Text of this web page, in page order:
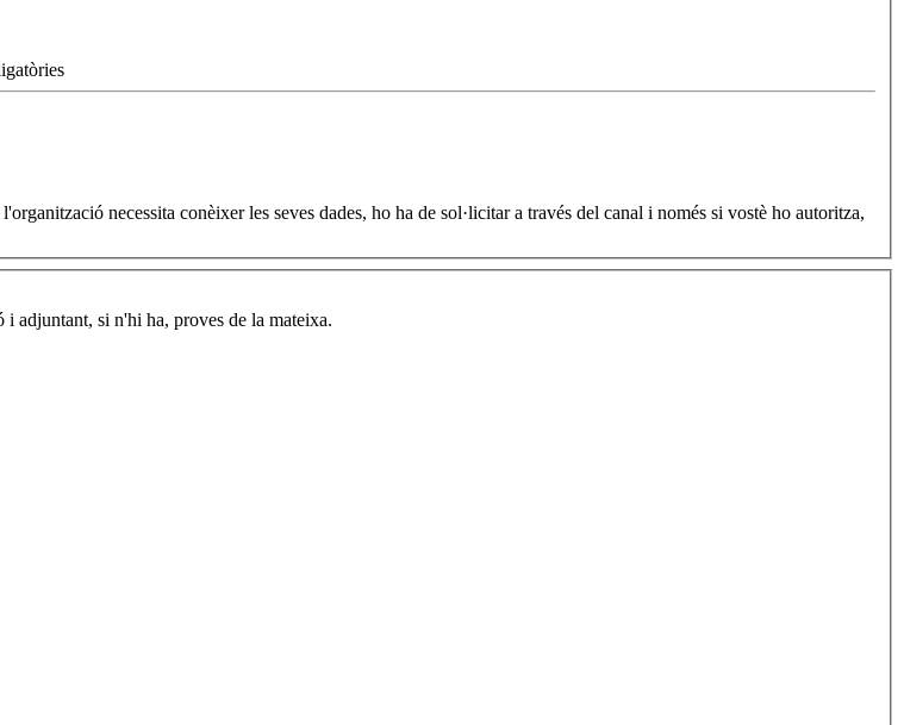
necessita conèixer les seves dades, ho ha de sol·licitar a través del canal i només si vostè ho autoritza,
adjuntant, si n'hi ha, proves de la mateixa.